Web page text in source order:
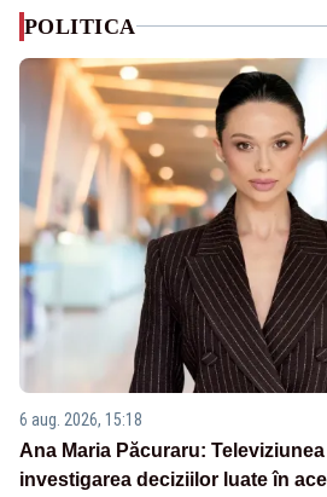
POLITICA
6 aug. 2026, 15:18
Ana Maria Păcuraru:
investigarea deciziilor luate în